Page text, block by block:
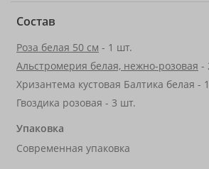
Состав
Роза белая 50 см - 1 шт.
Альстромерия белая, нежно-розовая -
Хризантема кустовая Балтика белая -
Гвоздика розовая - 3 шт.
Упаковка
Современная упаковка